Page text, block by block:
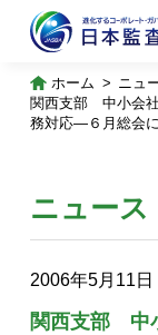
ホーム ニュ
関西支部 中小会
務対応―６月総会
ニュース
2006年5月11日
関西支部 中